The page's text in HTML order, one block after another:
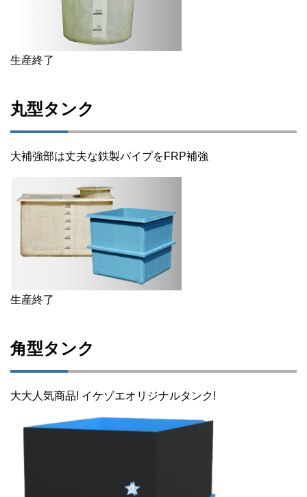
生産終了
丸型タンク
大補強部は丈夫な鉄製パイプをFRP補強
生産終了
角型タンク
大大人気商品! イケゾエオリジナルタンク!